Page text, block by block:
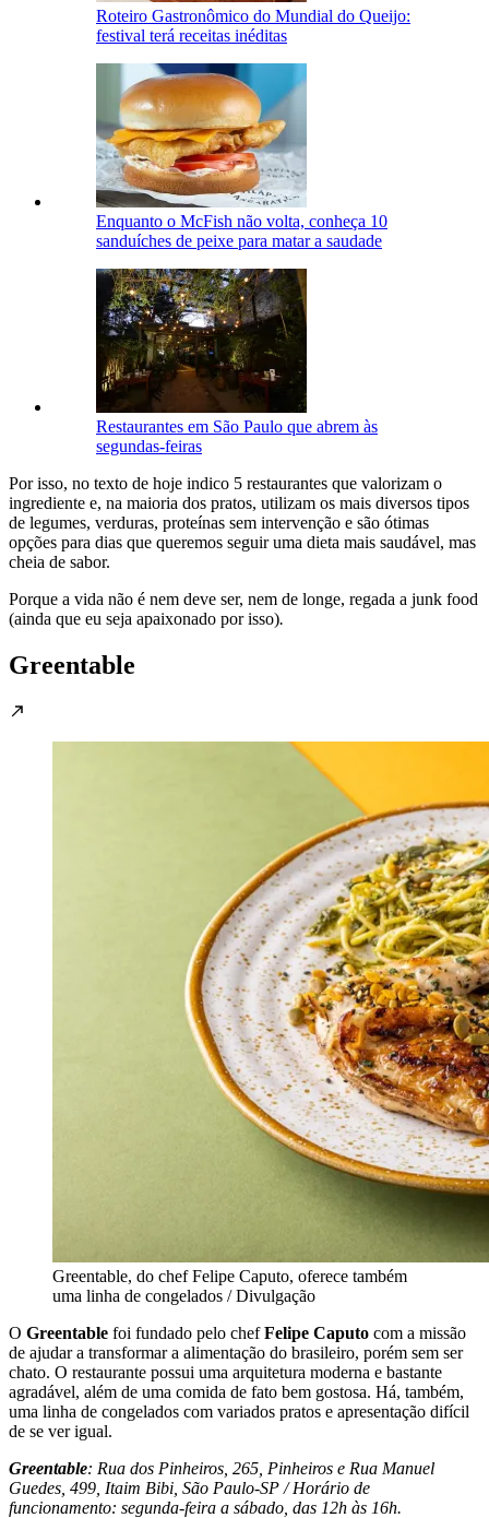
Roteiro Gastronômico do Mundial do Queijo:
festival terá receitas inéditas
Enquanto o McFish não volta, conheça 10
sanduíches de peixe para matar a saudade
Restaurantes em São Paulo que abrem às
segundas-feiras
Por isso, no texto de hoje indico 5 restaurantes que valorizam o
ingrediente e, na maioria dos pratos, utilizam os mais diversos tipos
de legumes, verduras, proteínas sem intervenção e são ótimas
opções para dias que queremos seguir uma dieta mais saudável, mas
cheia de sabor.
Porque a vida não é nem deve ser, nem de longe, regada a junk food
(ainda que eu seja apaixonado por isso).
Greentable
Greentable, do chef Felipe Caputo, oferece também
uma linha de congelados / Divulgação
O Greentable foi fundado pelo chefFelipe Caputo com a missão
de ajudar a transformar a alimentação do brasileiro, porém sem ser
chato. O restaurante possui uma arquitetura moderna e bastante
agradável, além de uma comida de fato bem gostosa. Há, também,
uma linha de congelados com variados pratos e apresentação difícil
de se ver igual.
Greentable: Rua dos Pinheiros, 265, Pinheiros e Rua Manuel
Guedes, 499, Itaim Bibi, São Paulo-SP / Horário de
funcionamento: segunda-feira a sábado, das 12h às 16h.